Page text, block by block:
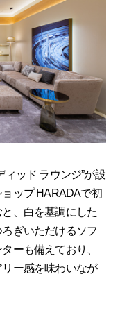
ッド ラウンジ”が設
ップ HARADAで初
、白を基調にした
ぎいただけるソフ
ーも備えており、
ー感を味わいなが